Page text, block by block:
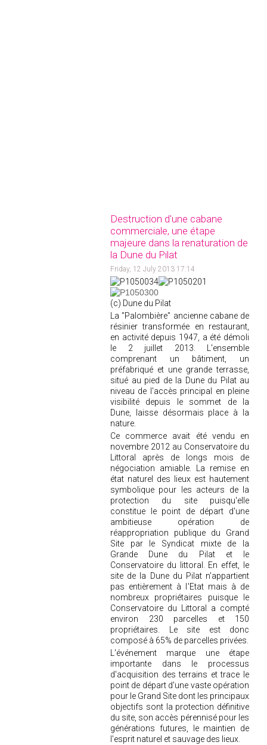
Destruction d'une cabane
commerciale, une étape
majeure dans la renaturation de
la Dune du Pilat
Friday, 12 July 2013 17:14
(c) Dune du Pilat
La "Palombière" ancienne cabane de
résinier transformée en restaurant,
en activité depuis 1947, a été démoli
le 2 juillet 2013. L'ensemble
comprenant un bâtiment, un
préfabriqué et une grande terrasse,
situé au pied de la Dune du Pilat au
niveau de l'accès principal en pleine
visibilité depuis le sommet de la
Dune, laisse désormais place à la
nature.
Ce commerce avait été vendu en
novembre 2012 au Conservatoire du
Littoral après de longs mois de
négociation amiable. La remise en
état naturel des lieux est hautement
symbolique pour les acteurs de la
protection du site puisqu'elle
constitue le point de départ d'une
ambitieuse opération de
réappropriation publique du Grand
Site par le Syndicat mixte de la
Grande Dune du Pilat et le
Conservatoire du littoral. En effet, le
site de la Dune du Pilat n'appartient
pas entièrement à l'Etat mais à de
nombreux propriétaires puisque le
Conservatoire du Littoral a compté
environ 230 parcelles et 150
propriétaires. Le site est donc
composé à 65% de parcelles privées.
L'événement marque une étape
importante dans le processus
d'acquisition des terrains et trace le
point de départ d'une vaste opération
pour le Grand Site dont les principaux
objectifs sont la protection définitive
du site, son accès pérennisé pour les
générations futures, le maintien de
l'esprit naturel et sauvage des lieux.